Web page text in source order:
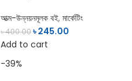
আত্ম-উন্নয়নমূলক বই, মার্কেটিং
৳400.00৳245.00
Add to cart
-39%